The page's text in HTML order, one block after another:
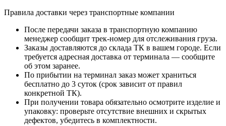
Правила доставки через транспортные компании
После передачи заказа в транспортную компанию
менеджер сообщит трек-номер для отслеживания груза.
Заказы доставляются до склада ТК в вашем городе. Если
требуется адресная доставка от терминала — сообщите
об этом заранее.
По прибытии на терминал заказ может храниться
бесплатно до 3 суток (срок зависит от правил
конкретной ТК).
При получении товара обязательно осмотрите изделие и
упаковку: проверьте отсутствие внешних и скрытых
дефектов, убедитесь в комплектности.